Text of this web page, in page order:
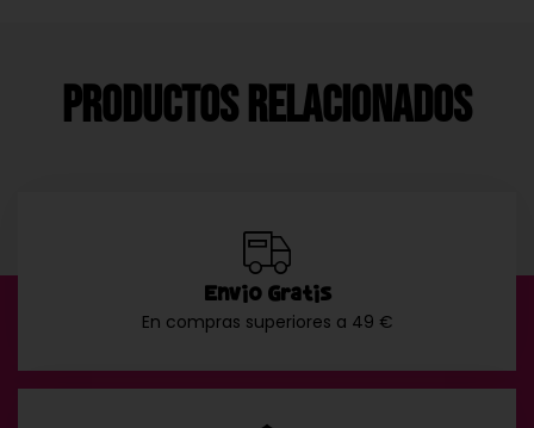
Productos Relacionados
Envío Gratis
En compras superiores a 49 €